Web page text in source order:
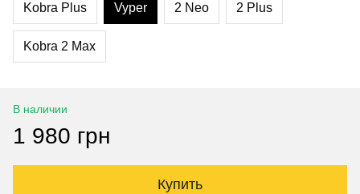
Kobra Plus Vyper 2 Neo 2 Plus
Kobra 2 Max
В наличии
1 980 грн
Купить